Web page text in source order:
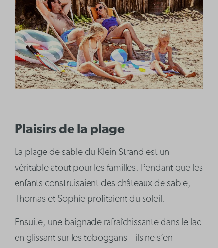
Plaisirs de la plage
La plage de sable du Klein Strand est un
véritable atout pour les familles. Pendant que les
enfants construisaient des châteaux de sable,
Thomas et Sophie profitaient du soleil.
Ensuite, une baignade rafraîchissante dans le lac
en glissant sur les toboggans – ils ne s’en